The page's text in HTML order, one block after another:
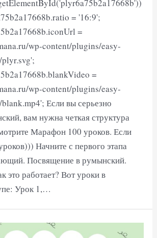
= '16:9';
=
wp-content/plugins/easy-
=
wp-content/plugins/easy-
Если вы серьезно
вам нужна четкая структура
Марафон 100 уроков. Если
Начните с первого этапа
Посвящение в румынский.
это работает? Вот уроки в
Урок 1,…